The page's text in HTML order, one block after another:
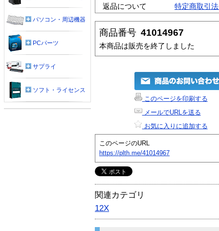
返品について
特定商取引
商品番号 41014967
本商品は販売を終了しました
このページを印刷する
メールでURLを送る
お気に入りに追加する
このページのURL
https://plth.me/41014967
関連カテゴリ
12X
パソコン・周辺機器
PCパーツ
サプライ
ソフト・ライセンス